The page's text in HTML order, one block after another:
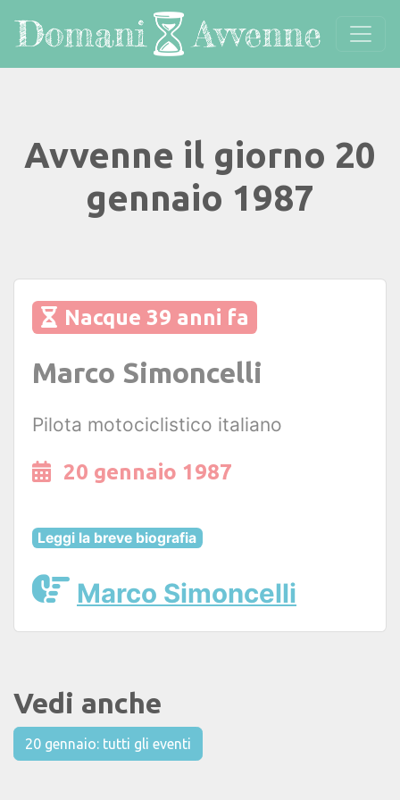
Avvenne il giorno 20
gennaio 1987
Nacque 39 anni fa
Marco Simoncelli
Pilota motociclistico italiano
20 gennaio 1987
Leggi la breve biografia
Marco Simoncelli
Vedi anche
20 gennaio: tutti gli eventi